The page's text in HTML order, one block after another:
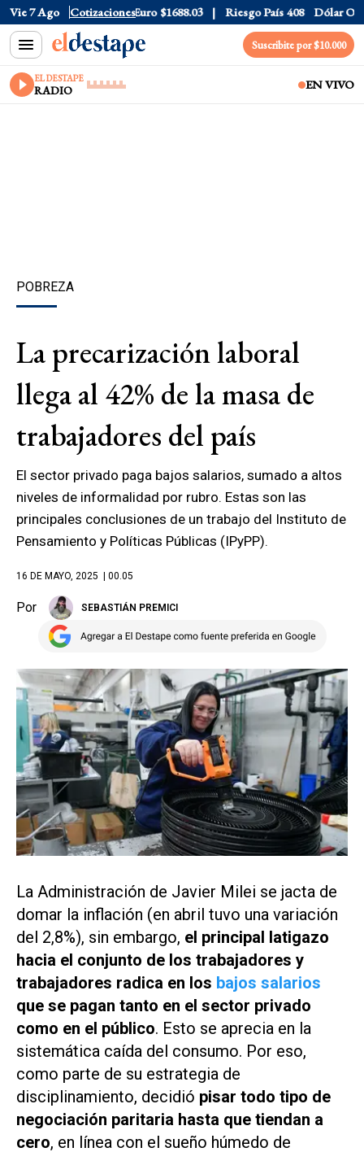
Vie 7 Ago Cotizaciones
CCL $1577.3 Euro $1688.03 Riesgo País 408 Dólar Oficial
Suscribite por $10.000
EL DESTAPE
RADIO EN VIVO
POBREZA
La precarización laboral
llega al 42% de la masa de
trabajadores del país
El sector privado paga bajos salarios, sumado a altos
niveles de informalidad por rubro. Estas son las
principales conclusiones de un trabajo del Instituto de
Pensamiento y Políticas Públicas (IPyPP).
16 DE MAYO, 2025 | 00.05
Por SEBASTIÁN PREMICI
La Administración de Javier Milei se jacta de
domar la inflación (en abril tuvo una variación
del 2,8%), sin embargo, el principal latigazo
hacia el conjunto de los trabajadores y
trabajadores radica en los bajos salarios
que se pagan tanto en el sector privado
como en el público. Esto se aprecia en la
sistemática caída del consumo. Por eso,
como parte de su estrategia de
disciplinamiento, decidió pisar todo tipo de
negociación paritaria hasta que tiendan a
cero, en línea con el sueño húmedo de